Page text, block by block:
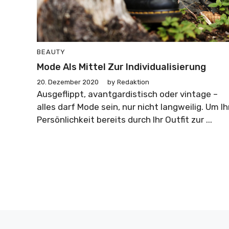
BEAUTY
Mode Als Mittel Zur Individualisierung
20. Dezember 2020 by Redaktion
Ausgeflippt, avantgardistisch oder vintage –
alles darf Mode sein, nur nicht langweilig. Um
Persönlichkeit bereits durch Ihr Outfit zur ...